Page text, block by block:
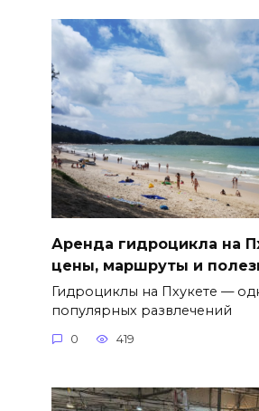
Аренда гидроцикла на
цены, маршруты и
Гидроциклы на Пхукете —
популярных развлечений
0 419